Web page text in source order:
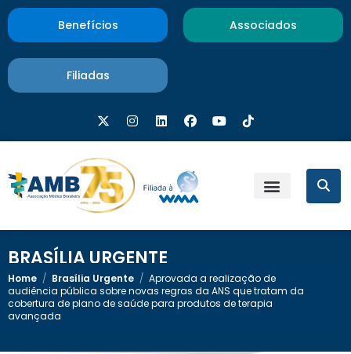
Benefícios Associados
Filiadas
BRASÍLIA URGENTE
Home / Brasília Urgente / Aprovada a realização de
audiência pública sobre novas regras da ANS que tratam da
cobertura de plano de saúde para produtos de terapia
avançada